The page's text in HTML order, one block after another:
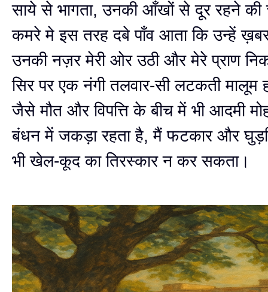
साये से भागता, उनकी आँखों से दूर रहने की
कमरे मे इस तरह दबे पाँव आता कि उन्हें
उनकी नज़र मेरी ओर उठी और मेरे प्राण
सिर पर एक नंगी तलवार-सी लटकती मालूम
जैसे मौत और विपत्ति के बीच में भी आदमी
बंधन में जकड़ा रहता है, मैं फटकार और
भी खेल-कूद का तिरस्कार न कर सकता।